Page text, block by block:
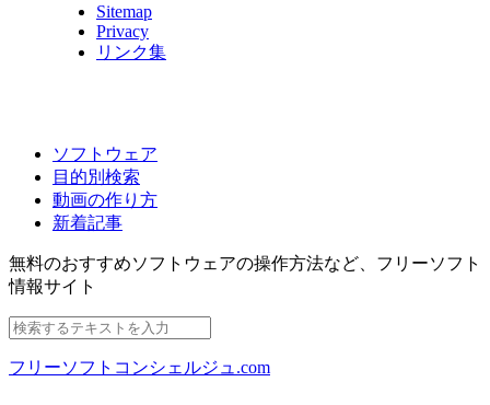
Sitemap
Privacy
リンク集
ソフトウェア
目的別検索
動画の作り方
新着記事
無料のおすすめソフトウェアの操作方法など、 フリーソフト
情報サイト
フリーソフトコンシェルジュ.com